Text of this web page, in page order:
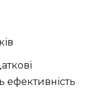
ефективність